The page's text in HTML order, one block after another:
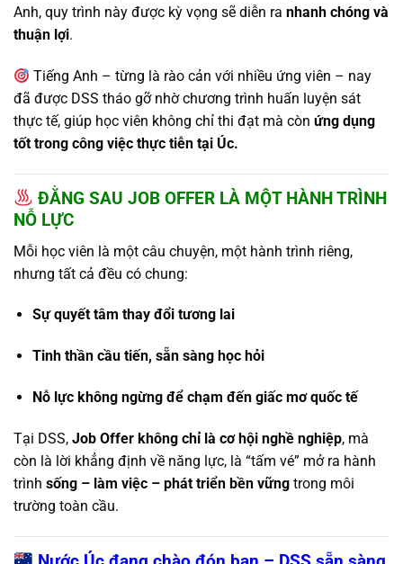
Anh, quy trình này được kỳ vọng sẽ diễn ra nhanh chóng và
thuận lợi.
Tiếng Anh – từng là rào cản với nhiều ứng viên – nay
đã được DSS tháo gỡ nhờ chương trình huấn luyện sát
thực tế, giúp học viên không chỉ thi đạt mà còn ứng dụng
tốt trong công việc thực tiễn tại Úc.
ĐẰNG SAU JOB OFFER LÀ MỘT HÀNH TRÌNH
NỖ LỰC
Mỗi học viên là một câu chuyện, một hành trình riêng,
nhưng tất cả đều có chung:
Sự quyết tâm thay đổi tương lai
Tinh thần cầu tiến, sẵn sàng học hỏi
Nỗ lực không ngừng để chạm đến giấc mơ quốc tế
Tại DSS, Job Offer không chỉ là cơ hội nghề nghiệp, mà
còn là lời khẳng định về năng lực, là “tấm vé” mở ra hành
trình sống – làm việc – phát triển bền vững trong môi
trường toàn cầu.